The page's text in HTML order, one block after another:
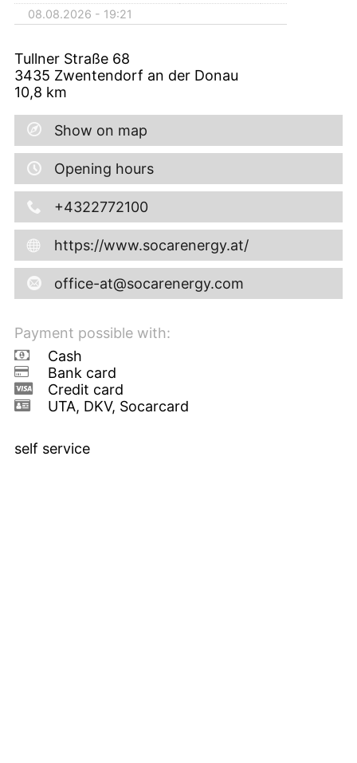
08.08.2026 - 19:21
Tullner Straße 68
3435 Zwentendorf an der Donau
10,8 km
Show on map
Opening hours
+4322772100
https://www.socarenergy.at/
office-at@socarenergy.com
Payment possible with:
Cash
Bank card
Credit card
UTA, DKV, Socarcard
self service